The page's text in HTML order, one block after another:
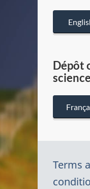
Dépôt
Terms